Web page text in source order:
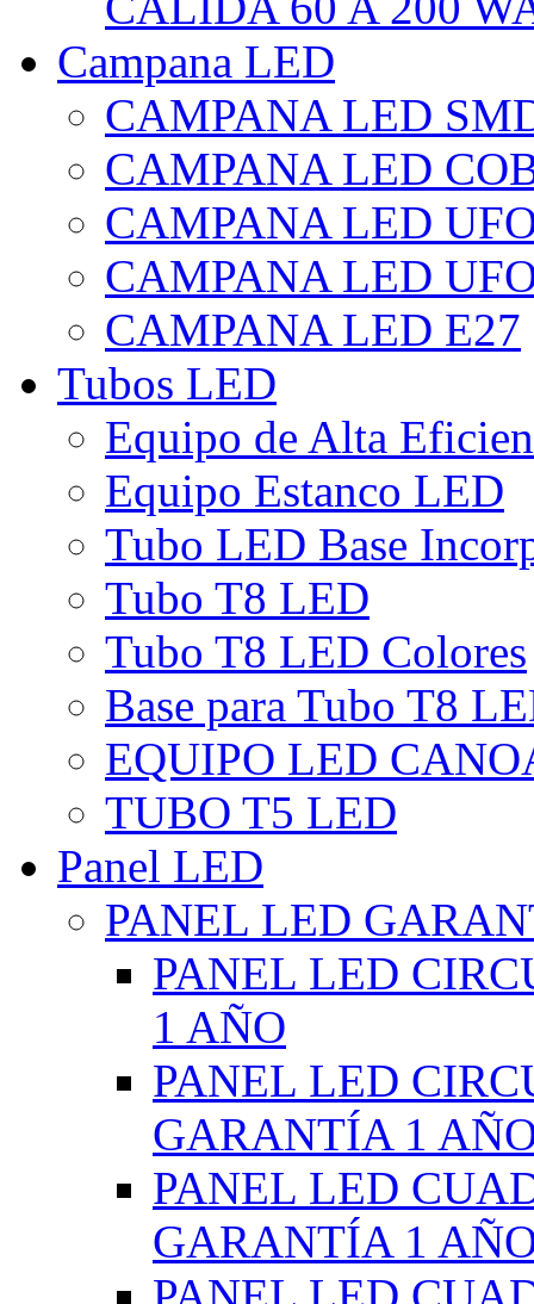
Campana LED
CAMPANA LED
CAMPANA LED
CAMPANA LED
CAMPANA LED
CAMPANA LED E27
Tubos LED
Equipo de Alta
Equipo Estanco LED
Tubo LED Base
Tubo T8 LED
Tubo T8 LED Colores
Base para Tubo T8
EQUIPO LED
TUBO T5 LED
Panel LED
PANEL LED
PANEL LED
1 AÑO
PANEL LED
GARANTÍA 1
PANEL LED
GARANTÍA 1